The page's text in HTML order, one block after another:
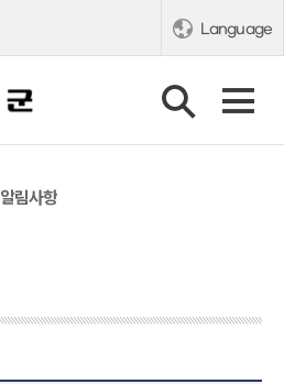
Language
알림사항